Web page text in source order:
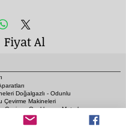
cm
eti yakınlaştırıp
alev almaması için
tasarım
Al
Doğalgazlı - Odunlu
Çevirme Makineleri
Çevirme Ocakları ve Motorları
Çevirme Ocakları
Odun - Kömür - Gaz - Elektrik